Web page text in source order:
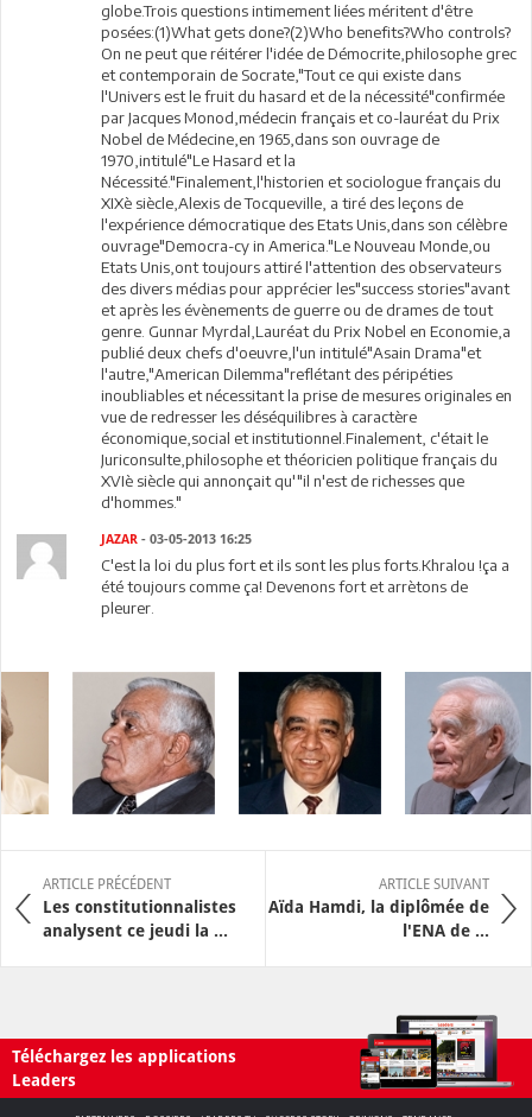
globe.Trois questions intimement liées méritent d'être
posées:(1)What gets done?(2)Who benefits?Who controls?
On ne peut que réitérer l'idée de Démocrite,philosophe grec
et contemporain de Socrate,"Tout ce qui existe dans
l'Univers est le fruit du hasard et de la nécessité"confirmée
par Jacques Monod,médecin français et co-lauréat du Prix
Nobel de Médecine,en 1965,dans son ouvrage de
1970,intitulé"Le Hasard et la
Nécessité."Finalement,l'historien et sociologue français du
XIXè siècle,Alexis de Tocqueville, a tiré des leçons de
l'expérience démocratique des Etats Unis,dans son célèbre
ouvrage"Democra-cy in America."Le Nouveau Monde,ou
Etats Unis,ont toujours attiré l'attention des observateurs
des divers médias pour apprécier les"success stories"avant
et après les évènements de guerre ou de drames de tout
genre. Gunnar Myrdal,Lauréat du Prix Nobel en Economie,a
publié deux chefs d'oeuvre,l'un intitulé"Asain Drama"et
l'autre,"American Dilemma"reflétant des péripéties
inoubliables et nécessitant la prise de mesures originales en
vue de redresser les déséquilibres à caractère
économique,social et institutionnel.Finalement, c'était le
Juriconsulte,philosophe et théoricien politique français du
XVIè siècle qui annonçait qu'"il n'est de richesses que
d'hommes."
JAZAR - 03-05-2013 16:25
C'est la loi du plus fort et ils sont les plus forts.Khralou !ça a
été toujours comme ça! Devenons fort et arrètons de
pleurer.
ARTICLE PRÉCÉDENT
Les constitutionnalistes
analysent ce jeudi la ...
ARTICLE SUIVANT
Aïda Hamdi, la diplômée de
l'ENA de ...
Téléchargez les applications
Leaders